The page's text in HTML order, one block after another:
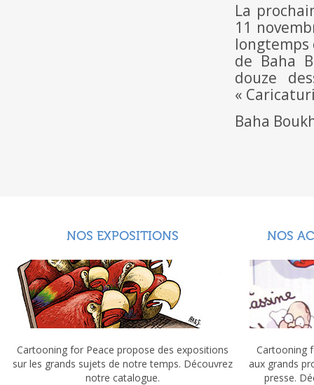
La
11
de Baha
douze
«
Baha
NOS EXPOSITIONS
Cartooning for Peace propose des expositions
sur les grands sujets de notre temps. Découvrez
notre catalogue.
NOS
Cartooning
aux grands
presse.